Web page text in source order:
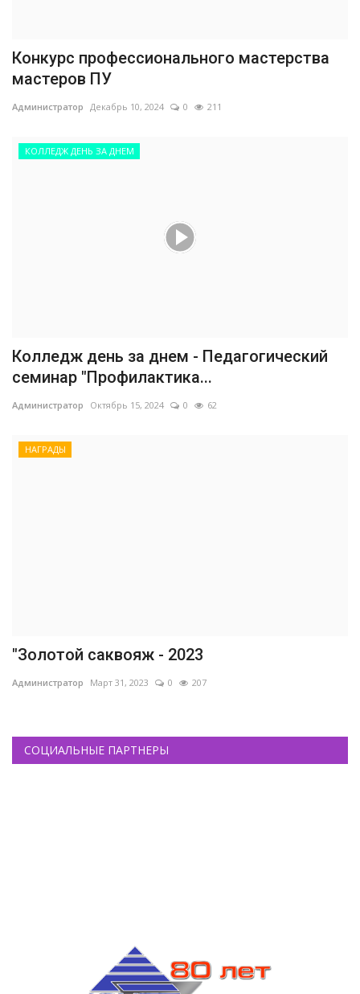
Конкурс профессионального мастерства
мастеров ПУ
Администратор Декабрь 10, 2024 0 211
КОЛЛЕДЖ ДЕНЬ ЗА ДНЕМ
Колледж день за днем - Педагогический
семинар "Профилактика...
Администратор Октябрь 15, 2024 0 62
НАГРАДЫ
"Золотой саквояж - 2023
Администратор Март 31, 2023 0 207
СОЦИАЛЬНЫЕ ПАРТНЕРЫ